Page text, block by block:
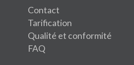
Contact
Tarification
Qualité et conformité
FAQ